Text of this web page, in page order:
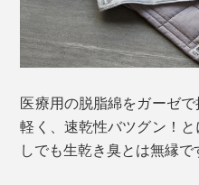
医療用の脱脂綿をガーゼ
軽く、速乾性バツグン！
しでも生乾き臭とは無縁で